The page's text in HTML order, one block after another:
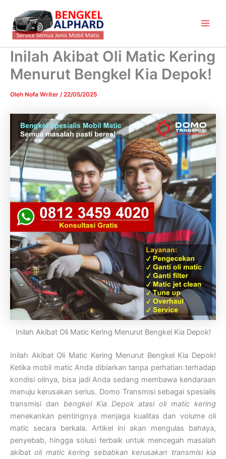
konten
Inilah Akibat Oli Matic Kering
Menurut Bengkel Kia Depok!
Oleh Nofa Writer /22/05/2025
Inilah Akibat Oli Matic Kering Menurut Bengkel Kia Depok!
Inilah Akibat Oli Matic Kering Menurut Bengkel Kia Depok!
Ketika mobil matic Anda dibiarkan tanpa perhatian terhadap
kondisi olinya, bisa jadi Anda sedang membawa kendaraan
menuju kerusakan serius. Domo Transmisi sebagai spesialis
transmisi dan bengkel Kia Depok atasi oli matic kering
menekankan pentingnya menjaga kualitas dan volume oli
matic secara berkala. Artikel ini akan mengulas bahaya,
penyebab, hingga solusi terbaik untuk mencegah masalah
akibatoli matic kering sebabkan kerusakan transmisi kia